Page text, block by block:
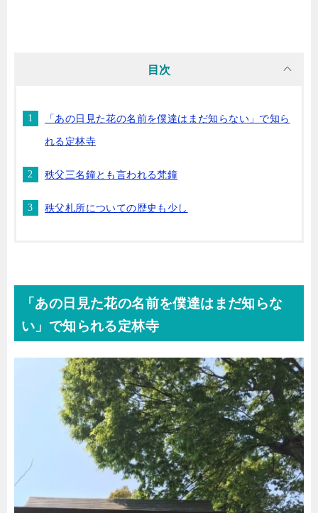
目次
「あの日見た花の名前を僕達はまだ知らない」で知ら
れる定林寺
秩父三名鐘とも言われる梵鐘
秩父札所についての歴史も少し
「あの日見た花の名前を僕達はまだ知らな
い」で知られる定林寺